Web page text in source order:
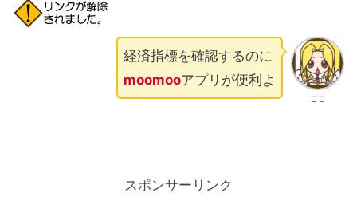
ここ
経済指標を確認するのに
moomooアプリが便利よ
スポンサーリンク